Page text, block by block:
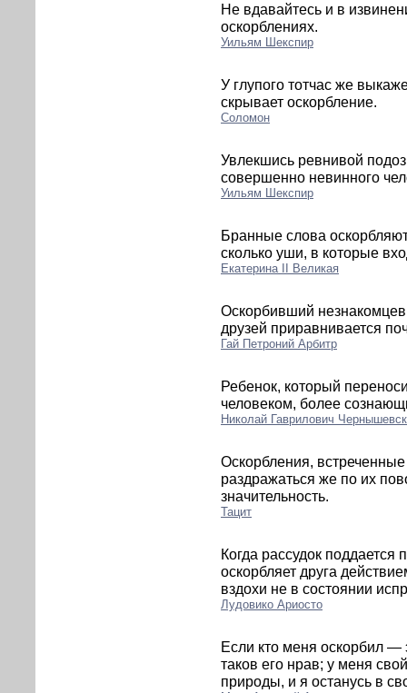
Не вдавайтесь и в
оскорблениях.
Уильям Шекспир
У глупого тотчас же
скрывает оскорбление.
Соломон
Увлекшись ревнивой
совершенно невинного
Уильям Шекспир
Бранные слова
сколько уши, в которые
Екатерина II Великая
Оскорбивший
друзей приравнивается
Гай Петроний Арбитр
Ребенок, который
человеком, более
Николай Гаврилович
Оскорбления,
раздражаться же по их
значительность.
Тацит
Когда рассудок поддается
оскорбляет друга
вздохи не в состоянии
Лудовико Ариосто
Если кто меня оскорбил —
таков его нрав; у меня
природы, и я останусь в